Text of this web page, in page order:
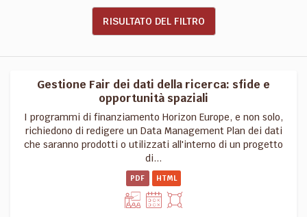
RISULTATO DEL FILTRO
Gestione Fair dei dati della ricerca: sfide e
opportunità spaziali
I programmi di finanziamento Horizon Europe, e non solo,
richiedono di redigere un Data Management Plan dei dati
che saranno prodotti o utilizzati all'interno di un progetto
di...
PDF HTML